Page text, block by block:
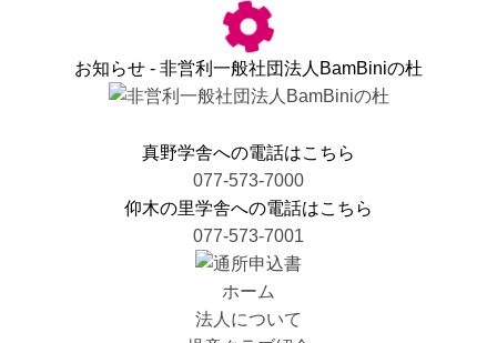
お知らせ - 非営利一般社団法人BamBiniの杜
真野学舎への電話はこちら
077-573-7000
仰木の里学舎への電話はこちら
077-573-7001
ホーム
法人について